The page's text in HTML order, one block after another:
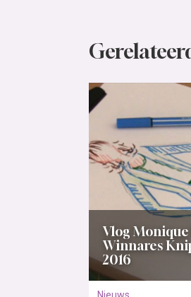
Vlog Monique |
Winnares
2016